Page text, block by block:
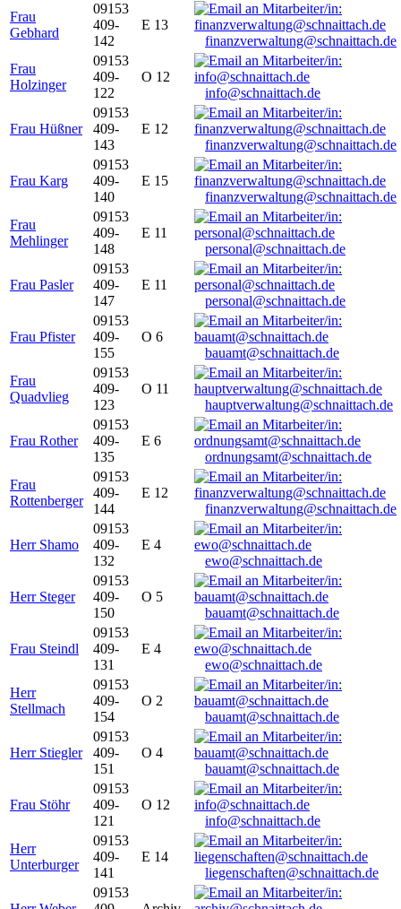
Frau
Gebhard
09153
409-
142
E 13
finanzverwaltung@schnaittach.de
Frau
Holzinger
09153
409-
122
O 12
info@schnaittach.de
Frau Hüßner
09153
409-
143
E 12
finanzverwaltung@schnaittach.de
Frau Karg
09153
409-
140
E 15
finanzverwaltung@schnaittach.de
Frau
Mehlinger
09153
409-
148
E 11
personal@schnaittach.de
Frau Pasler
09153
409-
147
E 11
personal@schnaittach.de
Frau Pfister
09153
409-
155
O 6
bauamt@schnaittach.de
Frau
Quadvlieg
09153
409-
123
O 11
hauptverwaltung@schnaittach.de
Frau Rother
09153
409-
135
E 6
ordnungsamt@schnaittach.de
Frau
Rottenberger
09153
409-
144
E 12
finanzverwaltung@schnaittach.de
Herr Shamo
09153
409-
132
E 4
ewo@schnaittach.de
Herr Steger
09153
409-
150
O 5
bauamt@schnaittach.de
Frau Steindl
09153
409-
131
E 4
ewo@schnaittach.de
Herr
Stellmach
09153
409-
154
O 2
bauamt@schnaittach.de
Herr Stiegler
09153
409-
151
O 4
bauamt@schnaittach.de
Frau Stöhr
09153
409-
121
O 12
info@schnaittach.de
Herr
Unterburger
09153
409-
141
E 14
liegenschaften@schnaittach.de
09153